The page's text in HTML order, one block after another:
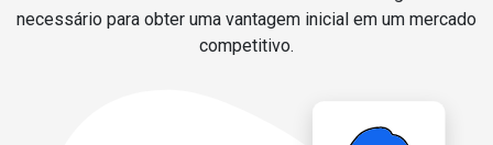
necessário para obter uma vantagem inicial em um mercado
competitivo.